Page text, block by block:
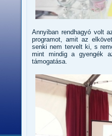
Annyiban rendhagyó volt
programot, amit az
senki nem tervelt ki, s
mint mindig a gyengék
támogatása.